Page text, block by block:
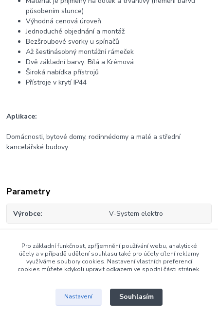
působením slunce)
Výhodná cenová úroveň
Jednoduché objednání a montáž
Bezšroubové svorky u spínačů
Až šestinásobný montážní rámeček
Dvě základní barvy: Bílá a Krémová
Široká nabídka přístrojů
Přístroje v krytí IP44
Aplikace:
Domácnosti, bytové domy, rodinnédomy a malé a střední
kancelářské budovy
Parametry
Výrobce V-System elektro
Zboží zařazeno v kategoriích
Vypínače Asfora
Pro základní funkčnost, zpříjemnění používání webu, analytické
účely a v případě udělení souhlasu také pro účely cílení reklamy
využíváme soubory cookies. Nastavení vlastních preferencí
cookies můžete kdykoli upravit odkazem ve spodní části stránek.
Nastavení Souhlasím